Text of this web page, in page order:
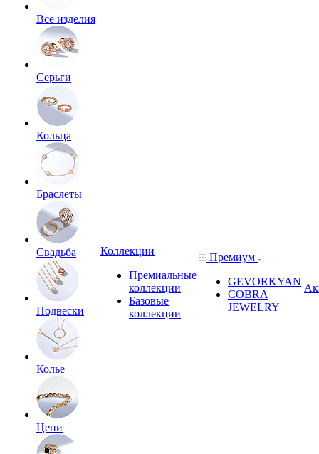
Все изделия
Серьги
Кольца
Браслеты
Свадьба
Подвески
Колье
Цепи
Коллекции
Премиальные
коллекции
Базовые
коллекции
Премиум
GEVORKYAN
COBRA
JEWELRY